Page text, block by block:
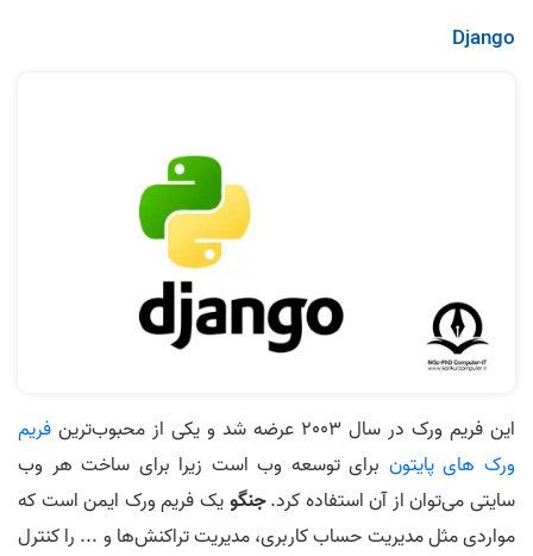
Django
این فریم ورک در سال 2003 عرضه شد و یکی از محبوب‌ترین
فریم
ورک های پایتون برای توسعه وب است زیرا برای ساخت هر وب
سایتی می‌توان از آن استفاده کرد.جنگویک فریم ورک ایمن است که
مواردی مثل مدیریت حساب کاربری، مدیریت تراکنش‌ها و ... را کنترل